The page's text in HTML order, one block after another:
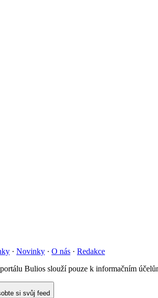
· Novinky · O nás · Redakce
Bulios slouží pouze k informačním
si svůj feed